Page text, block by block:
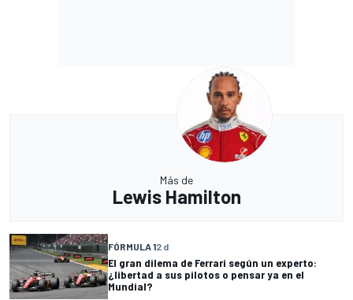
Más de
Lewis Hamilton
FÓRMULA 12 d
El gran dilema de Ferrari según un experto:
¿libertad a sus pilotos o pensar ya en el
Mundial?